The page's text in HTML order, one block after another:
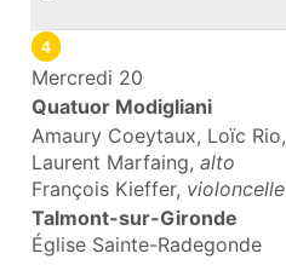
4
Mercredi 20
Quatuor Modigliani
Amaury Coeytaux, Loïc Rio,
Laurent Marfaing, alto
François Kieffer, violoncelle
Talmont-sur-Gironde
Église Sainte-Radegonde